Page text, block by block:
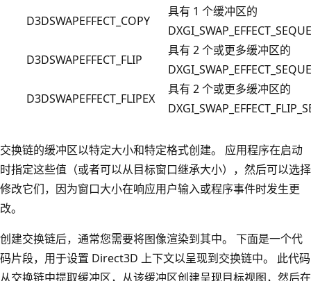
D3DSWAPEFFECT_COPY
具有 1 个缓冲区的
D3DSWAPEFFECT_FLIP
具有 2 个或更多缓冲区的
D3DSWAPEFFECT_FLIPEX
具有 2 个或更多缓冲区的
交换链的缓冲区以特定大小和特定格式创建。 应用程序在启动
时指定这些值（或者可以从目标窗口继承大小），然后可以选择
修改它们，因为窗口大小在响应用户输入或程序事件时发生更
改。
创建交换链后，通常您需要将图像渲染到其中。 下面是一个代
码片段，用于设置 Direct3D 上下文以呈现到交换链中。 此代码
从交换链中提取缓冲区，从该缓冲区创建呈现目标视图，然后在